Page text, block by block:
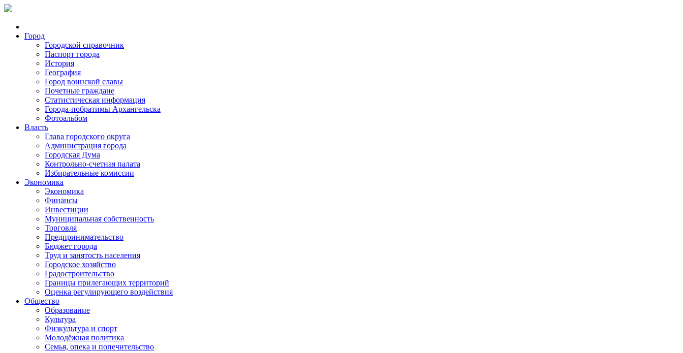
Город
Городской справочник
Паспорт города
История
География
Город воинской славы
Почетные граждане
Статистическая информация
Города-побратимы Архангельска
Фотоальбом
Власть
Глава городского округа
Администрация города
Городская Дума
Контрольно-счетная палата
Избирательные комиссии
Экономика
Экономика
Финансы
Инвестиции
Муниципальная собственность
Торговля
Предпринимательство
Бюджет города
Труд и занятость населения
Городское хозяйство
Градостроительство
Границы прилегающих территорий
Оценка регулирующего воздействия
Общество
Образование
Культура
Физкультура и спорт
Молодёжная политика
Семья, опека и попечительство